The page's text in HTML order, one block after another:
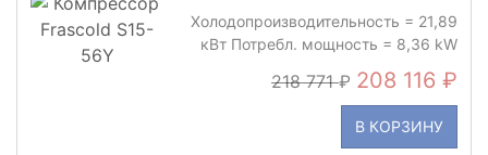
Холодопроизводительность = 21,89
кВт Потребл. мощность = 8,36 kW
218 771 208 116
В КОРЗИНУ